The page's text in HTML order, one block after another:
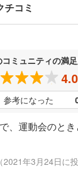
チコミ
ミュニティの満
4.0
参考になった
、運動会のと
年3月24日に投